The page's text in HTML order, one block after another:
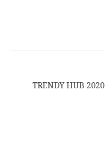
TRENDY HUB 2020